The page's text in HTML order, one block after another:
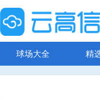
球场大全 精